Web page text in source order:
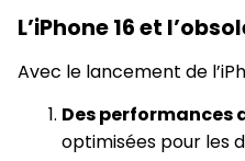
L’iPhone 16 et
Avec le lancement de
Des performances
optimisées pour les